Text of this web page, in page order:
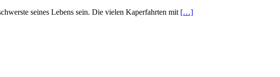
seines Lebens sein. Die vielen Kaperfahrten mit […]